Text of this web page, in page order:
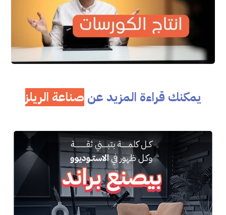
يمكنك قراءة المزيد عن صناعة الريلز